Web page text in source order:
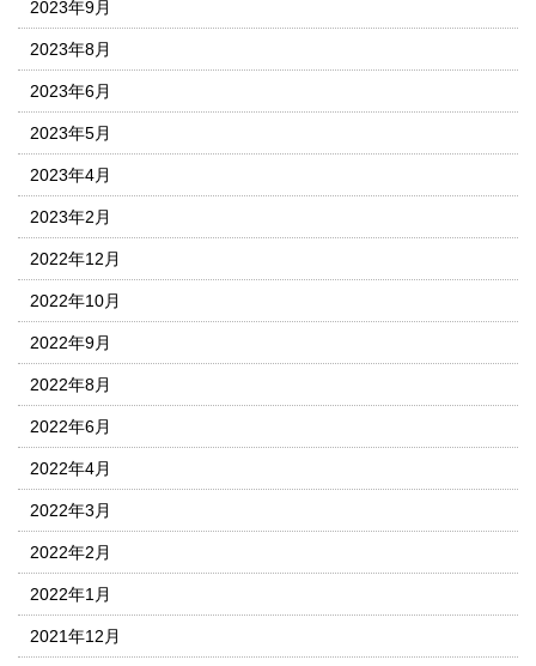
2023年9月
2023年8月
2023年6月
2023年5月
2023年4月
2023年2月
2022年12月
2022年10月
2022年9月
2022年8月
2022年6月
2022年4月
2022年3月
2022年2月
2022年1月
2021年12月